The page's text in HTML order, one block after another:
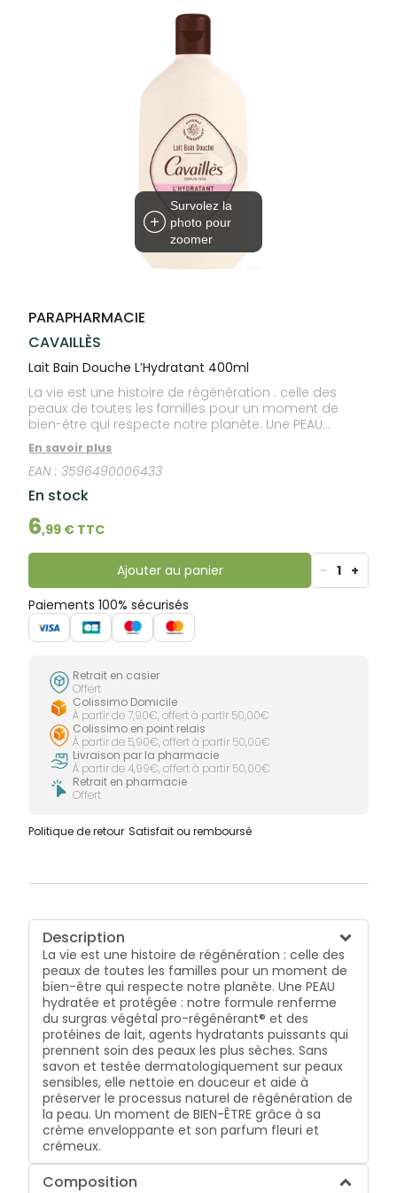
Survolez la
photo pour
zoomer
PARAPHARMACIE
CAVAILLÈS
Lait Bain Douche L’Hydratant 400ml
La vie est une histoire de régénération : celle des
peaux de toutes les familles pour un moment de
bien-être qui respecte notre planète. Une PEAU
hydratée et protégée : notre formule renferme du
surgras végétal pro-régénérant® et des protéines de
lait, agents hydratants puissants qui prennent soin
des peaux les plus sèches. Sans savon et testée
dermatologiquement sur peaux sensibles, elle
nettoie en douceur et aide à préserver le processus
naturel de régénération de la peau. Un moment de
BIEN-ÊTRE grâce à sa crème enveloppante et son
parfum fleuri et crémeux.
En savoir plus
EAN :3596490006433
En stock
6,99 € TTC
Ajouter au panier - 1 +
Paiements 100% sécurisés
Retrait en casier
Offert
Colissimo Domicile
À partir de 7,90€, offert à partir 50,00€
Colissimo en point relais
À partir de 5,90€, offert à partir 50,00€
Livraison par la pharmacie
À partir de 4,99€, offert à partir 50,00€
Retrait en pharmacie
Offert
Politique de retour Satisfait ou remboursé
Description
La vie est une histoire de régénération : celle des
peaux de toutes les familles pour un moment de
bien-être qui respecte notre planète. Une PEAU
hydratée et protégée : notre formule renferme
du surgras végétal pro-régénérant® et des
protéines de lait, agents hydratants puissants qui
prennent soin des peaux les plus sèches. Sans
savon et testée dermatologiquement sur peaux
sensibles, elle nettoie en douceur et aide à
préserver le processus naturel de régénération de
la peau. Un moment de BIEN-ÊTRE grâce à sa
crème enveloppante et son parfum fleuri et
crémeux.
Composition